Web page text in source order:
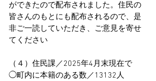
ができたので配布されました。住民の
皆さんのもとにも配布されるので、是
非ご一読していただき、ご意見を寄せ
てください
（４）住民課／2025年4月末現在で
◯町内に本籍のある数／13132人